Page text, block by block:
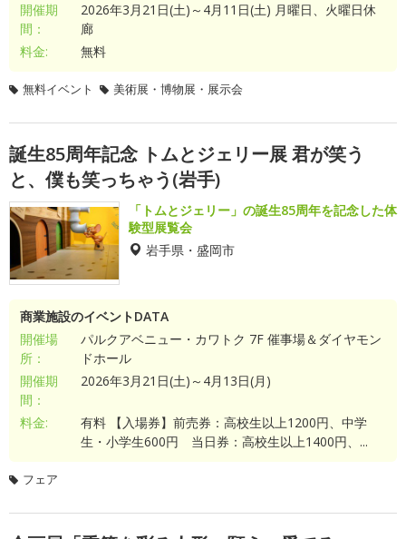
開催期
間：
2026年3月21日(土)～4月11日(土) 月曜日、火曜日休
廊
料金:
無料
無料イベント 美術展・博物展・展示会
誕生85周年記念 トムとジェリー展 君が笑う
と、僕も笑っちゃう(岩手)
「トムとジェリー」の誕生85周年を記念した体
験型展覧会
岩手県・盛岡市
商業施設のイベントDATA
開催場
所：
パルクアベニュー・カワトク 7F 催事場＆ダイヤモン
ドホール
開催期
間：
2026年3月21日(土)～4月13日(月)
料金:
有料 【入場券】前売券：高校生以上1200円、中学
生・小学生600円 当日券：高校生以上1400円、...
フェア